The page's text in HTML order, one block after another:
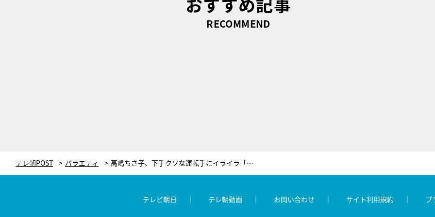
RECOMMEND
テレ朝POST バラエティ 高嶋ちさ子、下手クソな運転手にイライラ「降りろ！わたしがやってやる！」
テレビ朝日 テレ朝動画 お問い合わせ サイト利用規約 プ